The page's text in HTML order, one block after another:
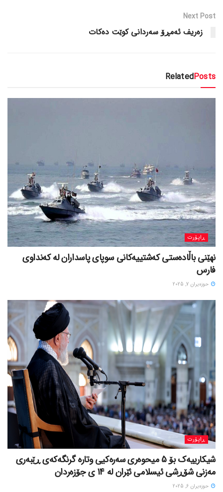
Next Post
زەریف ئەمڕۆ سەردانی کوێت دەکات
RelatedPosts
ڕاپۆرت
نهێنی باڵادەستی کەشتییەکانی سوپای پاسداران لە کەنداوی
فارس
حوزه‌یران 7, 2025
ڕاپۆرت
شیکارییەک بۆ 5 میحوەری سەرەکیی وتارە گرنگەکەی ڕێبەری
مەزنی شۆڕشی ئیسلامی ئێران لە 14 ی جۆزەردان
حوزه‌یران 6, 2025